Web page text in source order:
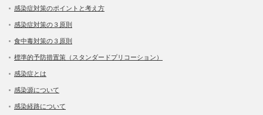
感染症対策のポイントと考え方
感染症対策の３原則
食中毒対策の３原則
標準的予防措置策（スタンダードプリコーション）
感染症とは
感染源について
感染経路について